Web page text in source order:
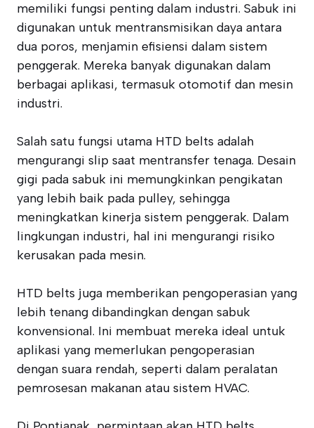
memiliki fungsi penting dalam industri. Sabuk ini
digunakan untuk mentransmisikan daya antara
dua poros, menjamin efisiensi dalam sistem
penggerak. Mereka banyak digunakan dalam
berbagai aplikasi, termasuk otomotif dan mesin
industri.
Salah satu fungsi utama HTD belts adalah
mengurangi slip saat mentransfer tenaga. Desain
gigi pada sabuk ini memungkinkan pengikatan
yang lebih baik pada pulley, sehingga
meningkatkan kinerja sistem penggerak. Dalam
lingkungan industri, hal ini mengurangi risiko
kerusakan pada mesin.
HTD belts juga memberikan pengoperasian yang
lebih tenang dibandingkan dengan sabuk
konvensional. Ini membuat mereka ideal untuk
aplikasi yang memerlukan pengoperasian
dengan suara rendah, seperti dalam peralatan
pemrosesan makanan atau sistem HVAC.